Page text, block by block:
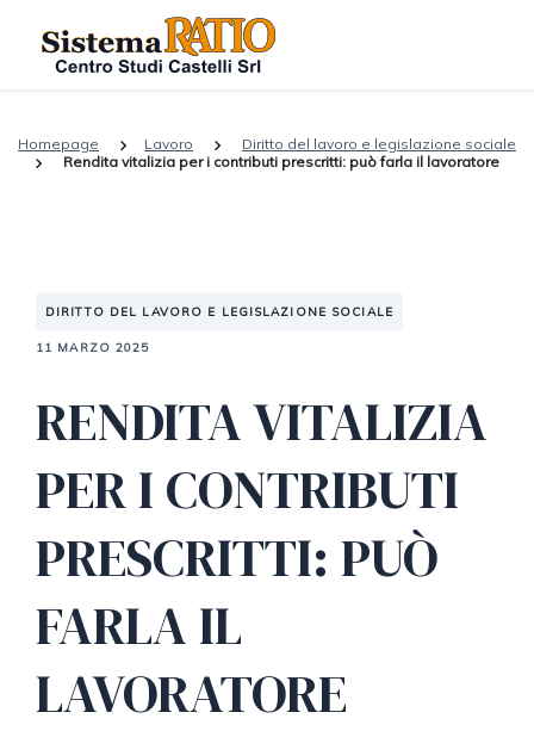
Homepage Lavoro
Diritto del lavoro e legislazione sociale
Rendita vitalizia per i contributi prescritti: può farla il lavoratore
DIRITTO DEL LAVORO E LEGISLAZIONE SOCIALE
11 MARZO 2025
RENDITA VITALIZIA
PER I CONTRIBUTI
PRESCRITTI: PUÒ
FARLA IL
LAVORATORE